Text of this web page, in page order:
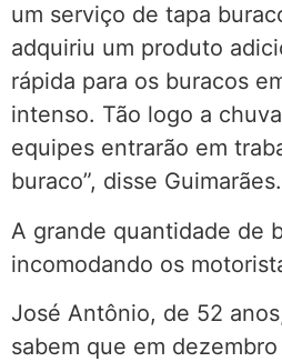
um serviço de tapa
adquiriu um produto
rápida para os buracos
intenso. Tão logo a
equipes entrarão em
buraco”, disse Guimarães.
A grande quantidade de
incomodando os
José Antônio, de 52
sabem que em